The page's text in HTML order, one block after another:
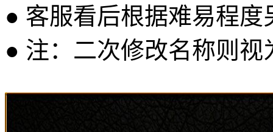
● 客服看后根据难易程
● 注：二次修改名称则